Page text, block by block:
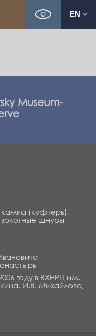
EN
Museum-
камка (куфтерь),
шнуры
году в ВХНРЦ им.
И.В. Михайлова,